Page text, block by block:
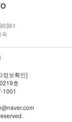
정보확인]
호
1001